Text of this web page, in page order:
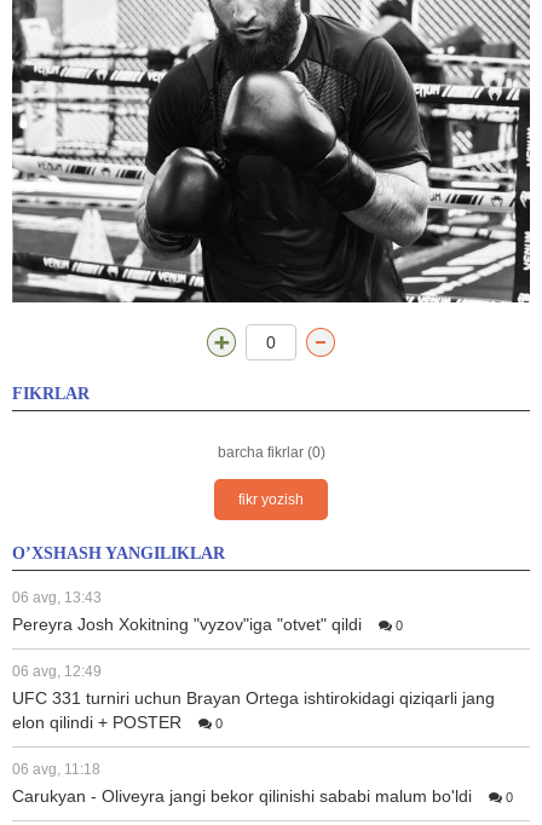
0
FIKRLAR
barcha fikrlar (0)
fikr yozish
O’XSHASH YANGILIKLAR
06 avg, 13:43
Pereyra Josh Xokitning "vyzov"iga "otvet" qildi 0
06 avg, 12:49
UFC 331 turniri uchun Brayan Ortega ishtirokidagi qiziqarli jang
elon qilindi + POSTER
0
06 avg, 11:18
Carukyan - Oliveyra jangi bekor qilinishi sababi malum bo'ldi 0